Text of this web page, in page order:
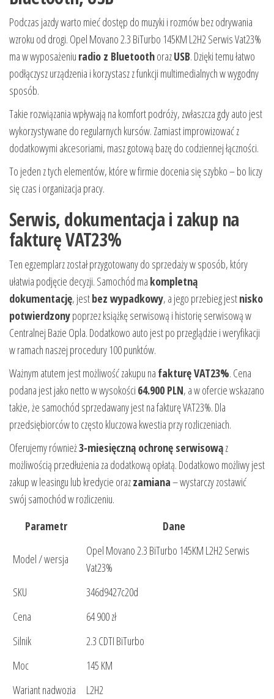
Podczas jazdy warto mieć dostęp do muzyki i rozmów bez odrywania
wzroku od drogi. Opel Movano 2.3 BiTurbo 145KM L2H2 Serwis Vat23%
ma w wyposażeniu radio z BluetoothorazUSB. Dzięki temu łatwo
podłączysz urządzenia i korzystasz z funkcji multimedialnych w wygodny
sposób.
Takie rozwiązania wpływają na komfort podróży, zwłaszcza gdy auto jest
wykorzystywane do regularnych kursów. Zamiast improwizować z
dodatkowymi akcesoriami, masz gotową bazę do codziennej łączności.
To jeden z tych elementów, które w firmie docenia się szybko – bo liczy
się czas i organizacja pracy.
Serwis, dokumentacja i zakup na
fakturę VAT23%
Ten egzemplarz został przygotowany do sprzedaży w sposób, który
ułatwia podjęcie decyzji. Samochód ma kompletną
dokumentację, jestbez wypadkowy, a jego przebieg jestnisko
potwierdzonypoprzez książkę serwisową i historię serwisową w
Centralnej Bazie Opla. Dodatkowo auto jest po przeglądzie i weryfikacji
w ramach naszej procedury 100 punktów.
Ważnym atutem jest możliwość zakupu na fakturę VAT23%. Cena
podana jest jako netto w wysokości 64.900 PLN, a w ofercie wskazano
także, że samochód sprzedawany jest na fakturę VAT23%. Dla
przedsiębiorców to często kluczowa kwestia przy rozliczeniach.
Oferujemy również3-miesięczną ochronę serwisowąz
możliwością przedłużenia za dodatkową opłatą. Dodatkowo możliwy jest
zakup w leasingu lub kredycie orazzamiana– wystarczy zostawić
swój samochód w rozliczeniu.
Parametr
Dane
Model / wersja
Opel Movano 2.3 BiTurbo 145KM L2H2 Serwis
Vat23%
SKU
346d9427c20d
Cena
64 900 zł
Silnik
2.3 CDTI BiTurbo
Moc
145 KM
Wariant nadwozia
L2H2